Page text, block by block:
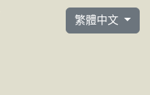
選擇你的語言
繁體中文